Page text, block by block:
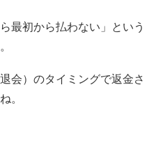
最初から払わない」という
会）のタイミングで返金さ
。